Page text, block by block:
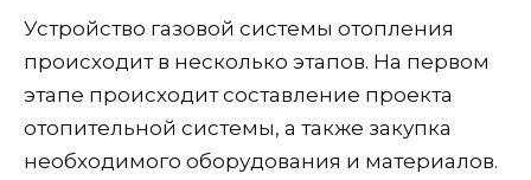
Устройство газовой системы отопления
происходит в несколько этапов. На первом
этапе происходит составление проекта
отопительной системы, а также закупка
необходимого оборудования и материалов.